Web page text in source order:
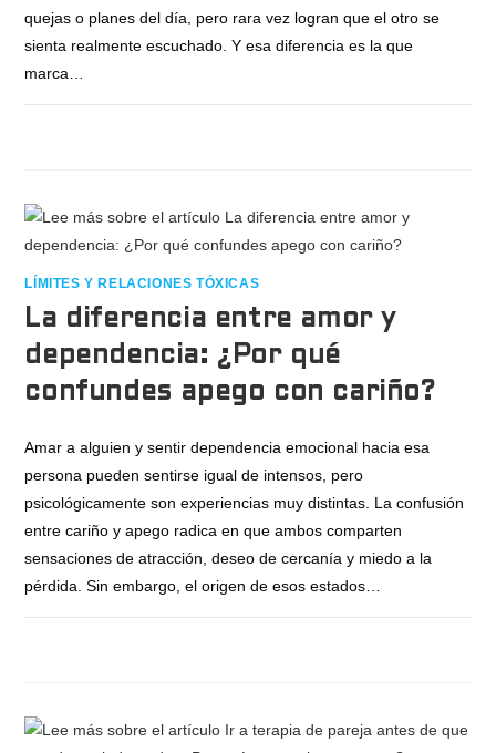
quejas o planes del día, pero rara vez logran que el otro se
sienta realmente escuchado. Y esa diferencia es la que
marca…
LÍMITES Y RELACIONES TÓXICAS
La diferencia entre amor y
dependencia: ¿Por qué
confundes apego con cariño?
Amar a alguien y sentir dependencia emocional hacia esa
persona pueden sentirse igual de intensos, pero
psicológicamente son experiencias muy distintas. La confusión
entre cariño y apego radica en que ambos comparten
sensaciones de atracción, deseo de cercanía y miedo a la
pérdida. Sin embargo, el origen de esos estados…